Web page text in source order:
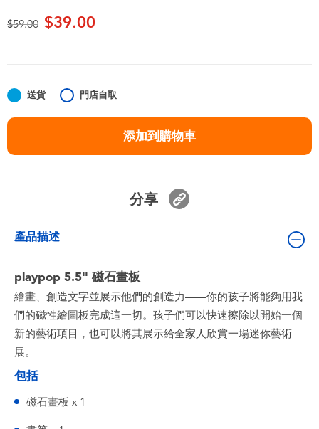
夏日用品
任天堂 Switch
價格從
$59.00至$39.00
送貨 門店自取
添加到購物車
分享
產品描述
playpop 5.5" 磁石畫板
繪畫、創造文字並展示他們的創造力——你的孩子將能夠用我
們的磁性繪圖板完成這一切。孩子們可以快速擦除以開始一個
新的藝術項目，也可以將其展示給全家人欣賞一場迷你藝術
展。
包括
磁石畫板 x 1